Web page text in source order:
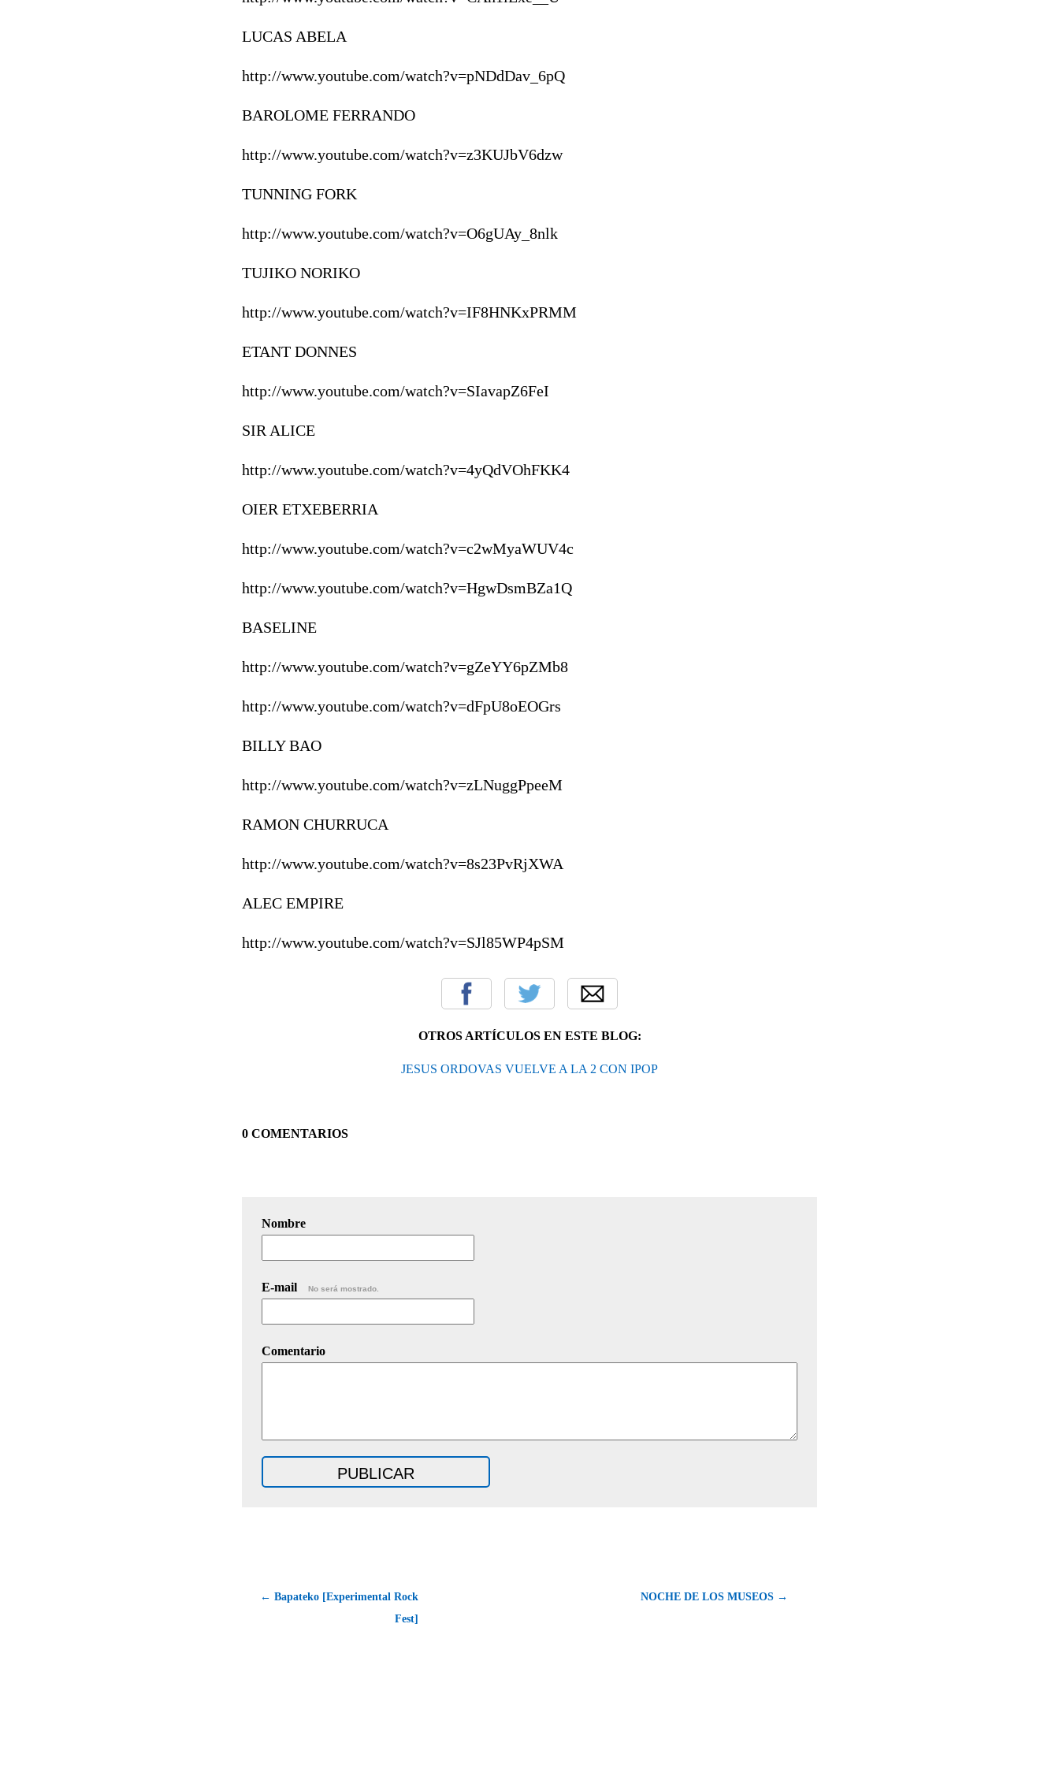
LUCAS ABELA
http://www.youtube.com/watch?v=pNDdDav_6pQ
BAROLOME FERRANDO
http://www.youtube.com/watch?v=z3KUJbV6dzw
TUNNING FORK
http://www.youtube.com/watch?v=O6gUAy_8nlk
TUJIKO NORIKO
http://www.youtube.com/watch?v=IF8HNKxPRMM
ETANT DONNES
http://www.youtube.com/watch?v=SIavapZ6FeI
SIR ALICE
http://www.youtube.com/watch?v=4yQdVOhFKK4
OIER ETXEBERRIA
http://www.youtube.com/watch?v=c2wMyaWUV4c
http://www.youtube.com/watch?v=HgwDsmBZa1Q
BASELINE
http://www.youtube.com/watch?v=gZeYY6pZMb8
http://www.youtube.com/watch?v=dFpU8oEOGrs
BILLY BAO
http://www.youtube.com/watch?v=zLNuggPpeeM
RAMON CHURRUCA
http://www.youtube.com/watch?v=8s23PvRjXWA
ALEC EMPIRE
http://www.youtube.com/watch?v=SJl85WP4pSM
OTROS ARTÍCULOS EN ESTE BLOG:
JESUS ORDOVAS VUELVE A LA 2 CON IPOP
0 COMENTARIOS
Nombre
E-mail No será mostrado.
Comentario
← Bapateko [Experimental Rock
Fest]
NOCHE DE LOS MUSEOS →